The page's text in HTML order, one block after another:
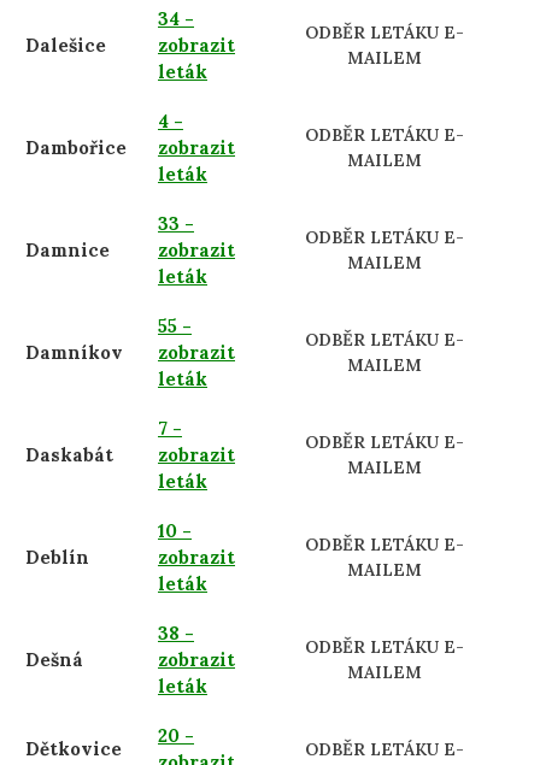
Dalešice
34 -
zobrazit
leták
ODBĚR LETÁKU E-
MAILEM
Dambořice
4 -
zobrazit
leták
ODBĚR LETÁKU E-
MAILEM
Damnice
33 -
zobrazit
leták
ODBĚR LETÁKU E-
MAILEM
Damníkov
55 -
zobrazit
leták
ODBĚR LETÁKU E-
MAILEM
Daskabát
7 -
zobrazit
leták
ODBĚR LETÁKU E-
MAILEM
Deblín
10 -
zobrazit
leták
ODBĚR LETÁKU E-
MAILEM
Dešná
38 -
zobrazit
leták
ODBĚR LETÁKU E-
MAILEM
Dětkovice
20 -
ODBĚR LETÁKU E-